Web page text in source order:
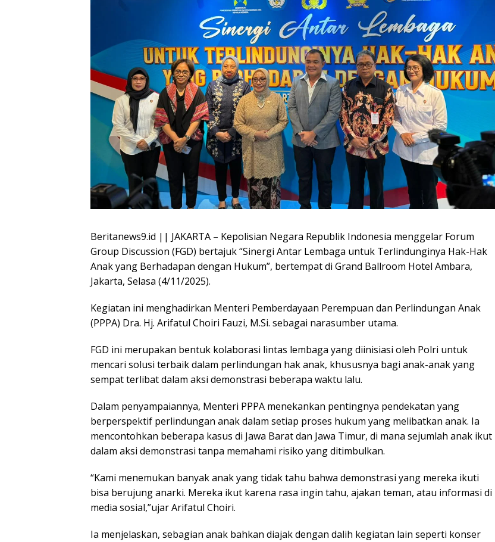
Beritanews9.id || JAKARTA – Kepolisian Negara Republik Indonesia menggelar Forum
Group Discussion (FGD) bertajuk “Sinergi Antar Lembaga untuk Terlindunginya Hak-Hak
Anak yang Berhadapan dengan Hukum”, bertempat di Grand Ballroom Hotel Ambara,
Jakarta, Selasa (4/11/2025).
Kegiatan ini menghadirkan Menteri Pemberdayaan Perempuan dan Perlindungan Anak
(PPPA) Dra. Hj. Arifatul Choiri Fauzi, M.Si. sebagai narasumber utama.
FGD ini merupakan bentuk kolaborasi lintas lembaga yang diinisiasi oleh Polri untuk
mencari solusi terbaik dalam perlindungan hak anak, khususnya bagi anak-anak yang
sempat terlibat dalam aksi demonstrasi beberapa waktu lalu.
Dalam penyampaiannya, Menteri PPPA menekankan pentingnya pendekatan yang
berperspektif perlindungan anak dalam setiap proses hukum yang melibatkan anak. Ia
mencontohkan beberapa kasus di Jawa Barat dan Jawa Timur, di mana sejumlah anak ikut
dalam aksi demonstrasi tanpa memahami risiko yang ditimbulkan.
“Kami menemukan banyak anak yang tidak tahu bahwa demonstrasi yang mereka ikuti
bisa berujung anarki. Mereka ikut karena rasa ingin tahu, ajakan teman, atau informasi di
media sosial,”ujar Arifatul Choiri.
Ia menjelaskan, sebagian anak bahkan diajak dengan dalih kegiatan lain seperti konser